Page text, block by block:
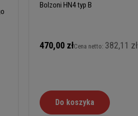
Bolzoni HN4 typ B
470,00 złCena netto: 382,11 zł
Do koszyka